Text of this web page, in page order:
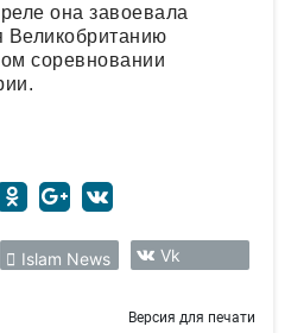
она завоевала
Великобританию
соревновании
Islam News Vk
Версия для печати